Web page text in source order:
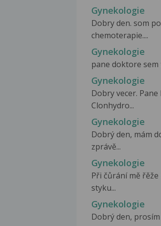
Gynekologie
Dobry den. som
chemoterapie....
Gynekologie
pane doktore sem
Gynekologie
Dobry vecer.
Clonhydro...
Gynekologie
Dobrý den, mám
zprávě...
Gynekologie
Při čůrání mě
styku...
Gynekologie
Dobrý den,